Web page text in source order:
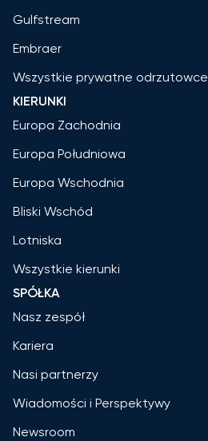
Gulfstream
Embraer
Wszystkie prywatne odrzutowce
KIERUNKI
Europa Zachodnia
Europa Południowa
Europa Wschodnia
Bliski Wschód
Lotniska
Wszystkie kierunki
SPÓŁKA
Nasz zespół
Kariera
Nasi partnerzy
Wiadomości i Perspektywy
Newsroom